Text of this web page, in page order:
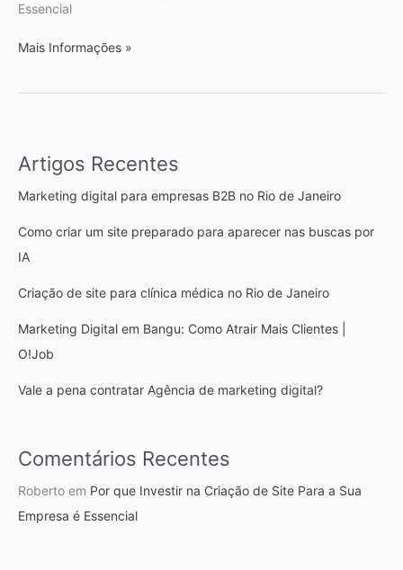
Essencial
Mais Informações »
Artigos Recentes
Marketing digital para empresas B2B no Rio de Janeiro
Como criar um site preparado para aparecer nas buscas por
IA
Criação de site para clínica médica no Rio de Janeiro
Marketing Digital em Bangu: Como Atrair Mais Clientes |
O!Job
Vale a pena contratar Agência de marketing digital?
Comentários Recentes
Roberto em Por que Investir na Criação de Site Para a Sua
Empresa é Essencial